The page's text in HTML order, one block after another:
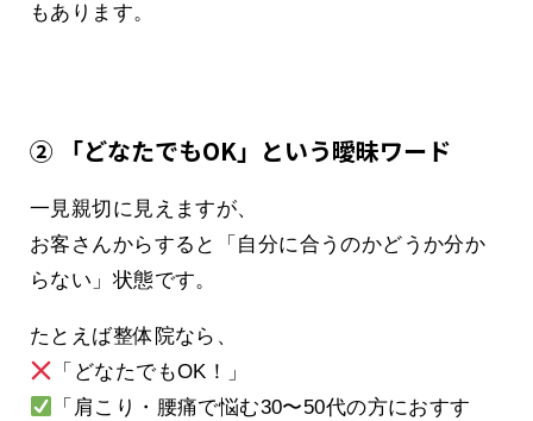
もあります。
② 「どなたでもOK」という曖昧ワード
一見親切に見えますが、
お客さんからすると「自分に合うのかどうか分か
らない」状態です。
たとえば整体院なら、
「どなたでもOK！」
「肩こり・腰痛で悩む30〜50代の方におすす